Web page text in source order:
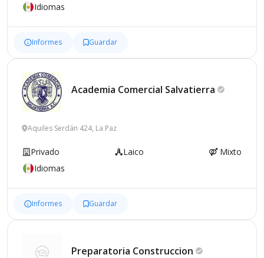
Idiomas
Informes Guardar
Academia Comercial Salvatierra
Aquiles Serdán 424, La Paz
Privado Laico
Mixto
Idiomas
Informes Guardar
Preparatoria Construccion